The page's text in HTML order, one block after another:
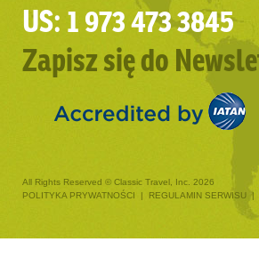
US: 1 973 473 3845
Zapisz się do
All Rights Reserved © Classic Travel, Inc. 2026
POLITYKA PRYWATNOŚCI
| REGULAMIN SERWISU |